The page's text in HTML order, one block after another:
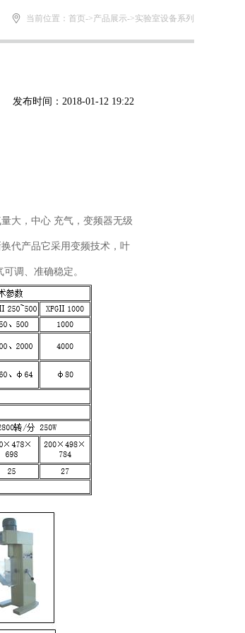
当前位置： 首页->产品展示->实验室设备系列
发布时间：2018-01-12 19:22
大，中心 充气，变频器无级
代产品它采用变频技术，叶
调、准确稳定。